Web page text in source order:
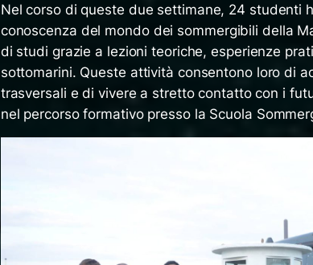
Nel corso di queste due settimane, 24 studenti
conoscenza del mondo dei sommergibili della
di studi grazie a lezioni teoriche, esperienze
sottomarini. Queste attività consentono loro di
trasversali e di vivere a stretto contatto con i
nel percorso formativo presso la Scuola